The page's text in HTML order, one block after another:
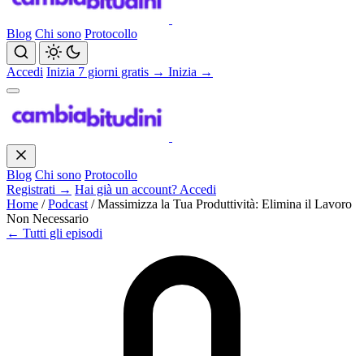
Blog Chi sono Protocollo
Accedi Inizia 7 giorni gratis → Inizia →
Blog Chi sono Protocollo
Registrati → Hai già un account? Accedi
Home / Podcast / Massimizza la Tua Produttività: Elimina il Lavoro
Non Necessario
← Tutti gli episodi